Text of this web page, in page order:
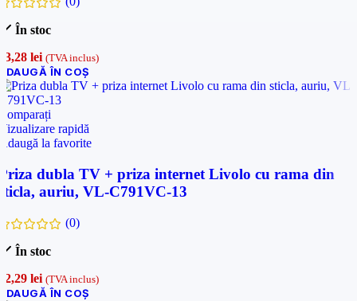
În stoc
lei (TVA inclus)
ÎN COȘ
rapidă
la favorite
dubla TV + priza internet Livolo cu rama din
auriu, VL-C791VC-13
(0)
În stoc
lei (TVA inclus)
ÎN COȘ